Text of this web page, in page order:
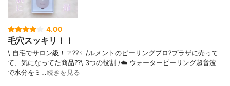
4.00
毛穴スッキリ！！
\ 自宅でサロン級！？??‍♀️ /ルメントのピーリングプロ?プラザに売って
て、気になってた商品??\ 3つの役割 /☁️ ウォーターピーリング超音波
で水分をミ…続きを見る